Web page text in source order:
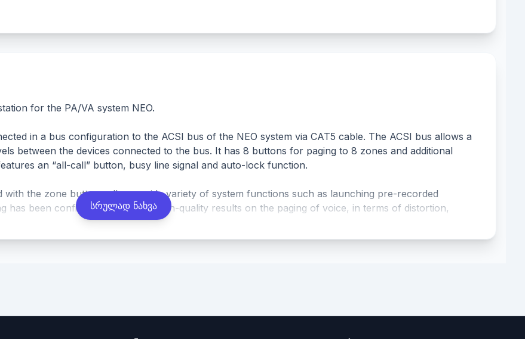
for the PA/VA system NEO.
in a bus configuration to the ACSI bus of the NEO system via CAT5 cable. The ACSI bus allows a
between the devices connected to the bus. It has 8 buttons for paging to 8 zones and additional
an “all-call” button, busy line signal and auto-lock function.
the zone buttons allow a wide variety of system functions such as launching pre-recorded
has been configured to achieve high-quality results on the paging of voice, in terms of distortion,
სრულად ნახვა